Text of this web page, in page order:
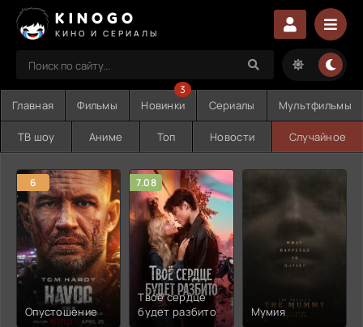
KINOGO
КИНО И СЕРИАЛЫ
Главная Фильмы Новинки
3
Сериалы Мультфильмы
ТВ шоу Аниме Топ Новости Случайное
6
Опустошение
7.08
Твоё сердце
будет разбито
Мумия